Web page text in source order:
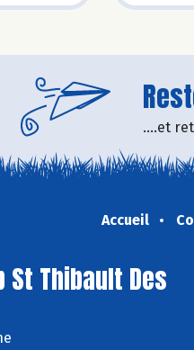
....et
Accueil
St Thibault Des